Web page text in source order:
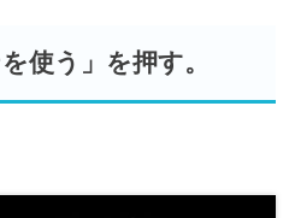
使う」を押す。